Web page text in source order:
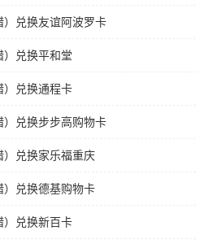
）兑换友谊阿波罗卡
）兑换平和堂
）兑换通程卡
）兑换步步高购物卡
）兑换家乐福重庆
）兑换德基购物卡
）兑换新百卡